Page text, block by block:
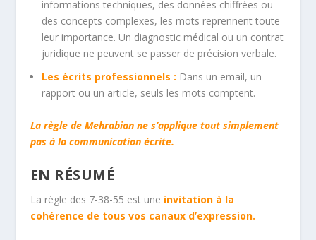
informations techniques, des données chiffrées ou
des concepts complexes, les mots reprennent toute
leur importance. Un diagnostic médical ou un contrat
juridique ne peuvent se passer de précision verbale.
Les écrits professionnels : Dans un email, un
rapport ou un article, seuls les mots comptent.
La règle de Mehrabian ne s’applique tout simplement
pas à la communication écrite.
EN RÉSUMÉ
La règle des 7-38-55 est une invitation à la
cohérence de tous vos canaux d’expression.